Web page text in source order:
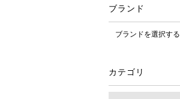
ブランド
ブランドを選択する
カテゴリ